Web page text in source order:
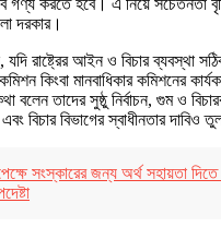
দরকার।
রাষ্ট্রের আইন ও বিচার ব্যবস্থা
কিংবা মানবাধিকার কমিশনের
বলেন তাদের সুষ্ঠু নির্বাচন, গুম ও
বিচার বিভাগের স্বাধীনতার দাবিও
সংস্কারের জন্য অর্থ সহায়তা দিতে